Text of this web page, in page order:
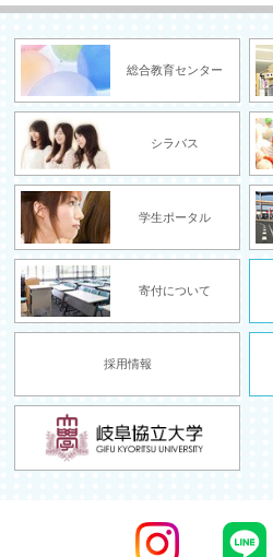
総合教育センター
シラバス
学生ポータル
寄付について
採用情報